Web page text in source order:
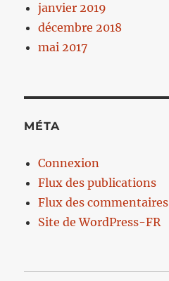
janvier 2019
décembre 2018
mai 2017
MÉTA
Connexion
Flux des publications
Flux des commentaires
Site de WordPress-FR